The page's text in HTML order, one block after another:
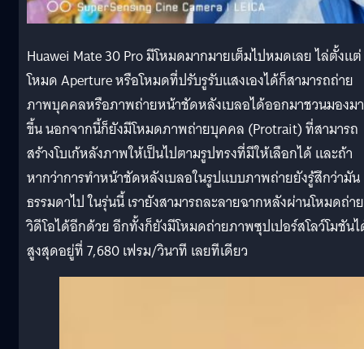
Huawei Mate 30 Pro มีโหมดมากมายเต็มไปหมดเลย ไล่ตั้งแต่
โหมด Aperture หรือโหมดที่ปรับรูรับแสงเองได้ก็สามารถถ่าย
ภาพบุคคลหรือภาพถ่ายหน้าชัดหลังเบลอได้ออกมาชวนมองม
ขึ้น นอกจากนี้ก็ยังมีโหมดภาพถ่ายบุคคล (Protrait) ที่สามารถ
สร้างโบเก้หลังภาพให้เป็นไปตามรูปทรงที่มีให้เลือกได้ และถ้า
หากว่าการทำหน้าชัดหลังเบลอในรูปแบบภาพถ่ายยังรู้สึกว่ามัน
ธรรมดาไป ในรุ่นนี้ เรายังสามารถละลายฉากหลังผ่านโหมดถ่าย
วิดีโอได้อีกด้วย อีกทั้งก็ยังมีโหมดถ่ายภาพซุปเปอร์สโลว์โมชัน
สูงสุดอยู่ที่ 7,680 เฟรม/วินาที เลยทีเดียว